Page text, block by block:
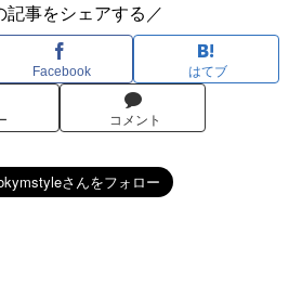
記事をシェアする／
Facebook はてブ
コメント